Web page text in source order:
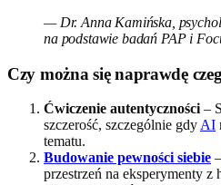
— Dr. Anna Kamińska,
na podstawie badań PAP i
Czy można się naprawdę
Ćwiczenie autentyczności–
szczerość, szczególnie gdyAI
tematu.
Budowanie pewności siebie –
przestrzeń na eksperymenty z